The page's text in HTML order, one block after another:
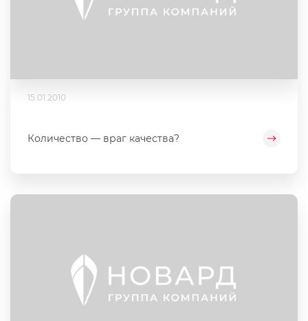
15.01.2010
Количество — враг качества?